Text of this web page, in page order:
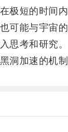
短的时间内
能与宇宙的
考和研究。
加速的机制